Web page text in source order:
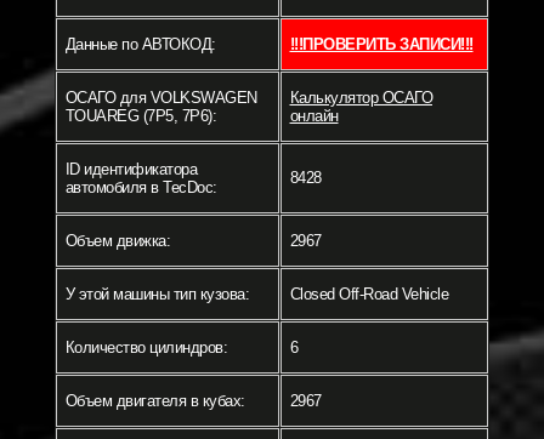
Данные по АВТОКОД: !!!ПРОВЕРИТЬ ЗАПИСИ!!!
ОСАГО для VOLKSWAGEN
TOUAREG (7P5, 7P6):
Калькулятор ОСАГО
онлайн
ID идентификатора
автомобиля в TecDoc:
8428
Объем движка: 2967
У этой машины тип кузова: Closed Off-Road Vehicle
Количество цилиндров: 6
Объем двигателя в кубах: 2967